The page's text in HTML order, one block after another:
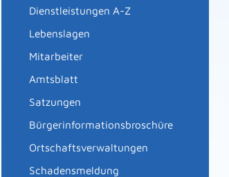
Dienstleistungen A-Z
Lebenslagen
Mitarbeiter
Amtsblatt
Satzungen
Bürgerinformationsbroschüre
Ortschaftsverwaltungen
Schadensmeldung